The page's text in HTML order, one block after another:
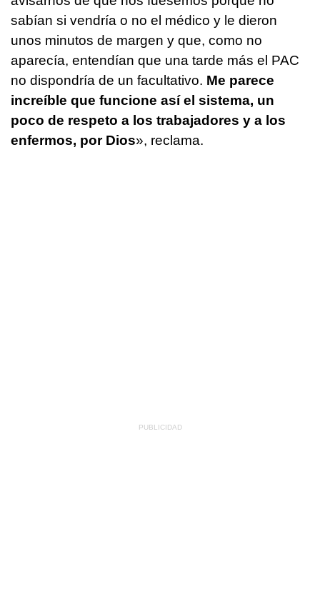
sabían si vendría o no el médico y le dieron
unos minutos de margen y que, como no
aparecía, entendían que una tarde más el PAC
no dispondría de un facultativo. Me parece
increíble que funcione así el sistema, un
poco de respeto a los trabajadores y a los
enfermos, por Dios», reclama.